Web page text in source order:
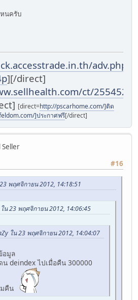
นครับ
adv.php?
][/direct]
ct/255452
[direct=http://pscarhome.com/]ติด
]ประกาศฟรี[/direct]
#16
พฤศจิกายน 2012, 14:18:51
น 23 พฤศจิกายน 2012, 14:06:45
ใน 23 พฤศจิกายน 2012, 14:04:07
อมูล
deindex ไปเมื่อคืน 300000
คืน